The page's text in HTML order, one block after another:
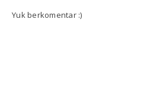
Yuk berkomentar :)